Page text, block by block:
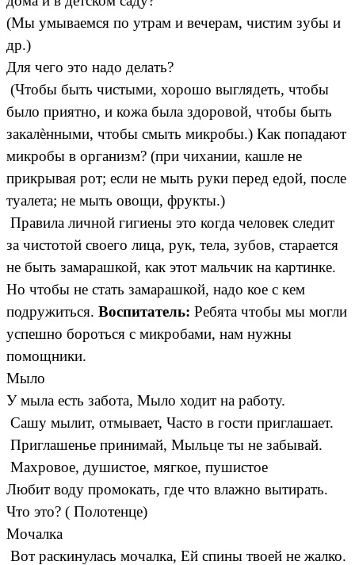
(Мы умываемся по утрам и вечерам, чистим зубы и
др.)
Для чего это надо делать?
(Чтобы быть чистыми, хорошо выглядеть, чтобы
было приятно, и кожа была здоровой, чтобы быть
закалѐнными, чтобы смыть микробы.) Как попадают
микробы в организм? (при чихании, кашле не
прикрывая рот; если не мыть руки перед едой, после
туалета; не мыть овощи, фрукты.)
Правила личной гигиены это когда человек следит
за чистотой своего лица, рук, тела, зубов, старается
не быть замарашкой, как этот мальчик на картинке.
Но чтобы не стать замарашкой, надо кое с кем
подружиться. Воспитатель: Ребята чтобы мы могли
успешно бороться с микробами, нам нужны
помощники.
Мыло
У мыла есть забота, Мыло ходит на работу.
Сашу мылит, отмывает, Часто в гости приглашает.
Приглашенье принимай, Мыльце ты не забывай.
Махровое, душистое, мягкое, пушистое
Любит воду промокать, где что влажно вытирать.
Что это? ( Полотенце)
Мочалка
Вот раскинулась мочалка, Ей спины твоей не жалко.